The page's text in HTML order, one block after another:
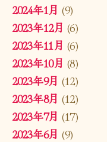
2024年1月 (9)
2023年12月 (6)
2023年11月 (6)
2023年10月 (8)
2023年9月 (12)
2023年8月 (12)
2023年7月 (17)
2023年6月 (9)